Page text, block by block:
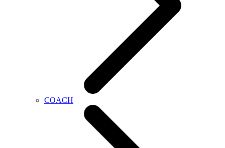
COACH